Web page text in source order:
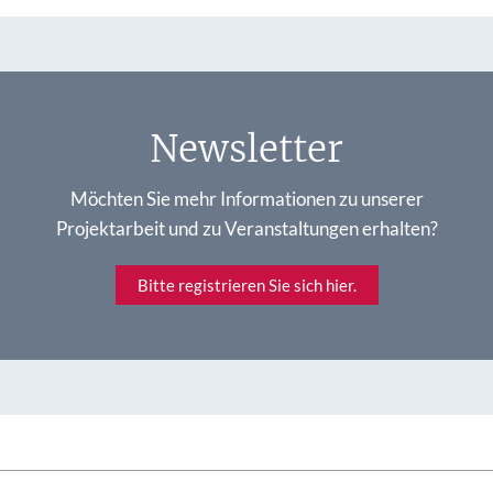
Newsletter
Möchten Sie mehr Informationen zu unserer
Projektarbeit und zu Veranstaltungen erhalten?
Bitte registrieren Sie sich hier.